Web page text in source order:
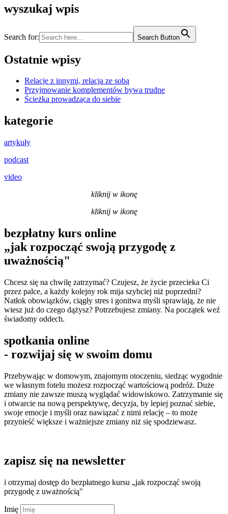
wyszukaj wpis
Search for: Search Button
Ostatnie wpisy
Relacje z innymi, relacja ze sobą
Przyjmowanie komplementów bywa trudne
Ścieżka prowadząca do siebie
kategorie
artykuły
podcast
video
kliknij w ikonę
kliknij w ikonę
bezpłatny kurs online
„jak rozpocząć swoją przygodę z
uważnością"
Chcesz się na chwilę zatrzymać? Czujesz, że życie przecieka Ci
przez palce, a każdy kolejny rok mija szybciej niż poprzedni?
Natłok obowiązków, ciągły stres i gonitwa myśli sprawiają, że nie
wiesz już do czego dążysz? Potrzebujesz zmiany. Na początek weź
świadomy oddech.
spotkania online
- rozwijaj się w swoim domu
Przebywając w domowym, znajomym otoczeniu, siedząc wygodnie
we własnym fotelu możesz rozpocząć wartościową podróż. Duże
zmiany nie zawsze muszą wyglądać widowiskowo. Zatrzymanie się
i otwarcie na nową perspektywę, decyzja, by lepiej poznać siebie,
swoje emocje i myśli oraz nawiązać z nimi relację – to może
przynieść większe i ważniejsze zmiany niż się spodziewasz.
zapisz się na newsletter
i otrzymaj dostęp do bezpłatnego kursu „jak rozpocząć swoją
przygodę z uważnością"
Imię